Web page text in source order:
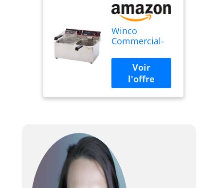
Winco
Commercial-
Countertop
Deep Fryer,
Dual
Well,Silver